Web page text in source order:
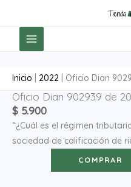
contenido
Inicio 2022 Oficio Dian
Oficio Dian 902939 de
$ 5.900
“¿Cuál es el régimen
sociedad de calificación de
Oficio
Dian
902939
de
COMPRAR